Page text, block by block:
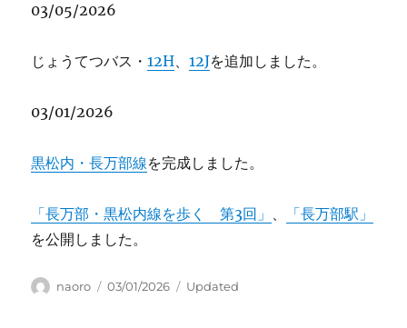
03/05/2026
じょうてつバス・12H、12Jを追加しました。
03/01/2026
黒松内・長万部線を完成しました。
「長万部・黒松内線を歩く 第3回」 、
「長万部駅」
を公開しました。
Author
naoro
Posted
03/01/2026 Categories
Updated